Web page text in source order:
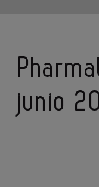
junio